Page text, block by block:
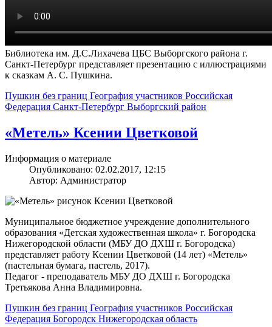
Библиотека им. Д.С.Лихачева ЦБС Выборгского района г.
Санкт-Петербург представляет презентацию с иллюстрациями
к сказкам А. С. Пушкина.
Пушкин без границ География участников Российская
Федерация Санкт-Петербург Выборгский район
«Метель» Ксении Цветковой
Информация о материале
Опубликовано: 02.02.2017, 12:15
Автор: Администратор
Муниципальное бюджетное учреждение дополнительного
образования «Детская художественная школа» г. Богородска
Нижегородской области (МБУ ДО ДХШ г. Богородска)
представляет работу Ксении Цветковой (14 лет) «Метель»
(пастельная бумага, пастель, 2017).
Педагог - преподаватель МБУ ДО ДХШ г. Богородска
Третьякова Анна Владимировна.
Пушкин без границ География участников Российская
Федерация Богородск Нижегородская область